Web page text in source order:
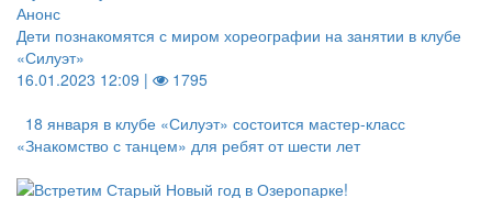
Анонс
Дети познакомятся с миром хореографии на занятии в клубе
«Силуэт»
16.01.2023 12:09 |
1795
18 января в клубе «Силуэт» состоится мастер-класс
«Знакомство с танцем» для ребят от шести лет